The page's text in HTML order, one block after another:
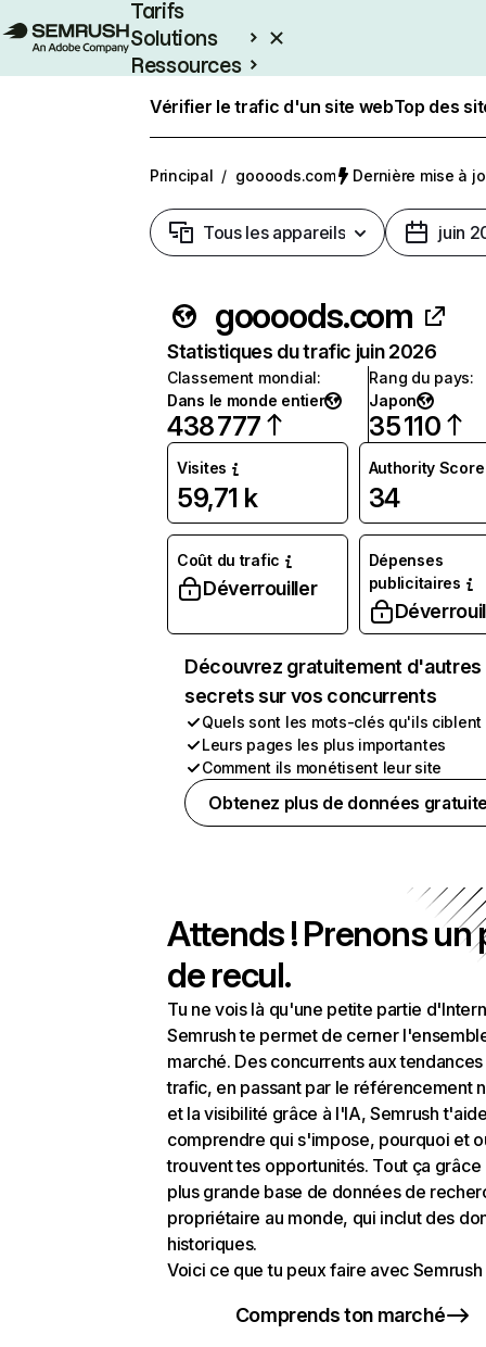
Tarifs
Solutions
Ressources
Vérifier le trafic d'un site webTop des
Principal / goooods.com Dernière mise à
Tous les appareils juin
goooods.com
Statistiques du trafic juin 2026
Classement mondial:
Dans le monde entier
438 777
Rang du pays:
Japon
35 110
Visites
59,71 k
Authority Score
34
Coût du trafic
Déverrouiller
Dépenses
publicitaires
Découvrez gratuitement d'autres
secrets sur vos concurrents
Quels sont les mots-clés qu'ils ciblent
Leurs pages les plus importantes
Comment ils monétisent leur site
Obtenez plus de données
Attends ! Prenons un
de recul.
Tu ne vois là qu'une petite partie
Semrush te permet de cerner
marché. Des concurrents aux
trafic, en passant par le référencement
et la visibilité grâce à l'IA, Semrush
comprendre qui s'impose, pourquoi et
trouvent tes opportunités. Tout ça grâce
plus grande base de données de
propriétaire au monde, qui inclut des
historiques.
Voici ce que tu peux faire avec Semrush
Comprends ton marché